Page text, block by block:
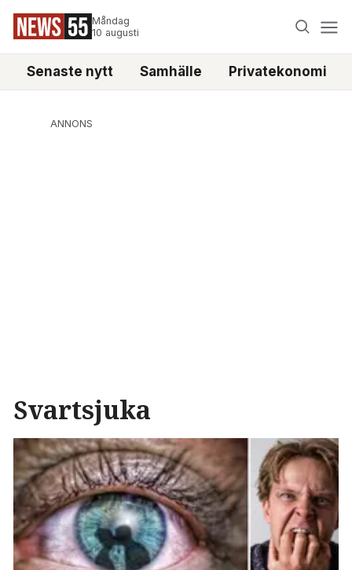
Måndag
10 augusti
Senaste nytt Samhälle Privatekonomi
ANNONS
Svartsjuka